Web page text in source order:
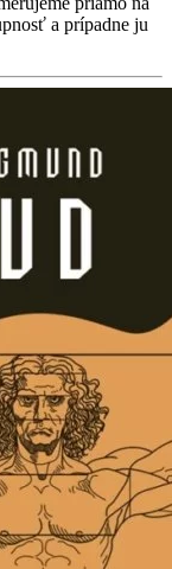
a prípadne ju